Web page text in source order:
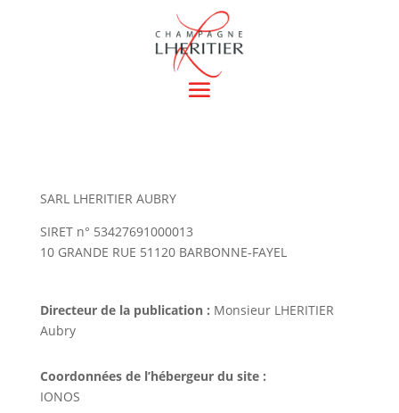
SARL LHERITIER AUBRY
SIRET n° 53427691000013
10 GRANDE RUE 51120 BARBONNE-FAYEL
Directeur de la publication : Monsieur LHERITIER
Aubry
Coordonnées de l’hébergeur du site :
IONOS